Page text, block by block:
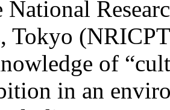
National
Tokyo
of
in an